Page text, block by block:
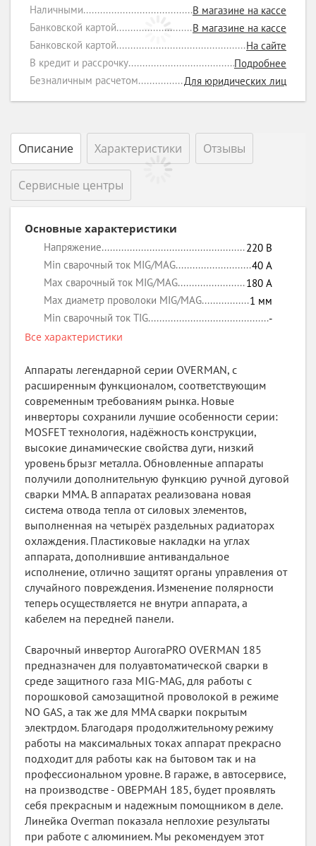
Наличными
В магазине на кассе
Банковской картой
В магазине на кассе
Банковской картой
На сайте
В кредит и рассрочку
Подробнее
Безналичным расчетом
Для юридических лиц
Описание Характеристики Отзывы
Сервисные центры
Основные характеристики
Напряжение 220 В
Min сварочный ток MIG/MAG
40 А
Max сварочный ток MIG/MAG
180 А
Max диаметр проволоки MIG/MAG
1 мм
Min сварочный ток TIG
-
Все характеристики
Аппараты легендарной серии OVERMAN, с
расширенным функционалом, соответствующим
современным требованиям рынка. Новые
инверторы сохранили лучшие особенности серии:
MOSFET технология, надёжность конструкции,
высокие динамические свойства дуги, низкий
уровень брызг металла. Обновленные аппараты
получили дополнительную функцию ручной дуговой
сварки ММА. В аппаратах реализована новая
система отвода тепла от силовых элементов,
выполненная на четырёх раздельных радиаторах
охлаждения. Пластиковые накладки на углах
аппарата, дополнившие антивандальное
исполнение, отлично защитят органы управления от
случайного повреждения. Изменение полярности
теперь осуществляется не внутри аппарата, а
кабелем на передней панели.
Сварочный инвертор AuroraPRO OVERMAN 185
предназначен для полуавтоматической сварки в
среде защитного газа MIG-MAG, для работы с
порошковой самозащитной проволокой в режиме
NO GAS, а так же для ММА сварки покрытым
электрдом. Благодаря продолжительному режиму
работы на максимальных токах аппарат прекрасно
подходит для работы как на бытовом так и на
профессиональном уровне. В гараже, в автосервисе,
на производстве - ОВЕРМАН 185, будет проявлять
себя прекрасным и надежным помощником в деле.
Линейка Overman показала неплохие результаты
при работе с алюминием. Мы рекомендуем этот